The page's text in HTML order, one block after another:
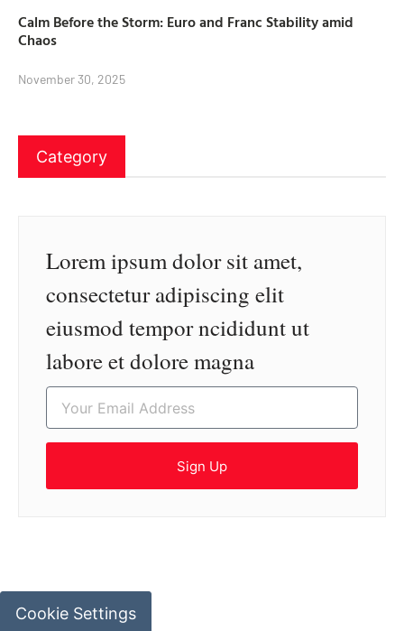
Calm Before the Storm: Euro and Franc Stability amid
Chaos
November 30, 2025
Category
Lorem ipsum dolor sit amet,
consectetur adipiscing elit
eiusmod tempor ncididunt ut
labore et dolore magna
Sign Up
Cookie Settings